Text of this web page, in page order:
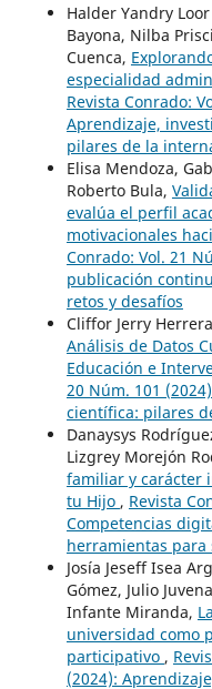
Halder Yandry
Bayona, Nilba
Cuenca,
especialidad
Revista Conrado:
Aprendizaje,
pilares de la
Elisa Mendoza,
Roberto Bula,
evalúa el perfil
motivacionales
Conrado: Vol. 21
publicación
retos y desafíos
Cliffor Jerry
Análisis de Datos
Educación e
20 Núm. 101
científica: pilares
Danaysys
Lizgrey Morejón
familiar y carácter
tu Hijo , Revista
Competencias
herramientas para
Josía Jeseff Isea
Gómez, Julio
Infante Miranda,
universidad como
participativo ,
(2024):